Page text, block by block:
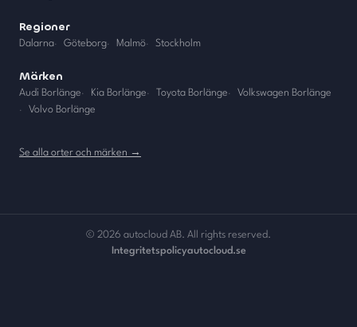
Regioner
Dalarna· Göteborg· Malmö· Stockholm
Märken
Audi Borlänge· Kia Borlänge· Toyota Borlänge·
Volkswagen Borlänge
·
Volvo Borlänge
Se alla orter och märken →
© 2026 autocloud AB. All rights reserved.
Integritetspolicyautocloud.se